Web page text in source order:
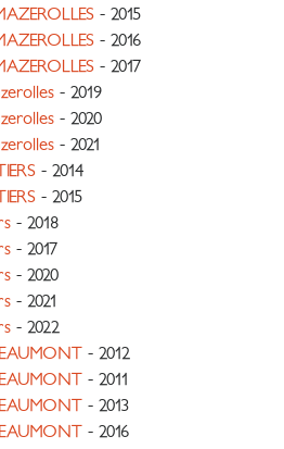
- 2015
- 2016
- 2017
- 2019
- 2020
- 2021
- 2014
- 2015
- 2018
- 2017
- 2020
- 2021
- 2022
- 2012
- 2011
- 2013
- 2016